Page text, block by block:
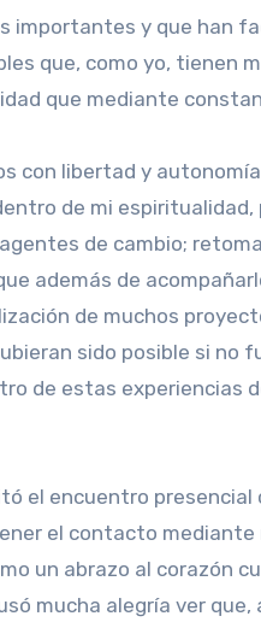
importantes y que han
que, como yo, tienen
que mediante
con libertad y
de mi
de cambio;
además de
de muchos
sido posible si no
de estas
el encuentro
el contacto
un abrazo al corazón
mucha alegría ver